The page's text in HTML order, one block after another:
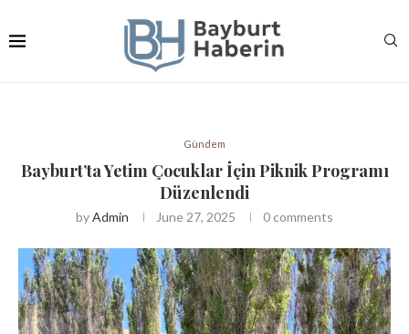
Gündem
Bayburt’ta Yetim Çocuklar İçin Piknik Programı
Düzenlendi
byAdmin June 27, 2025 0 comments